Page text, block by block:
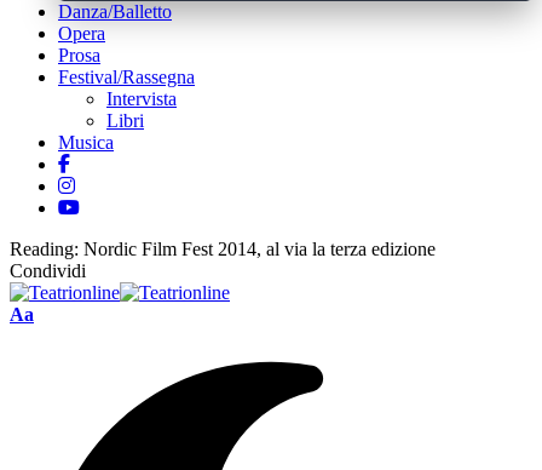
Danza/Balletto
Opera
Prosa
Festival/Rassegna
Intervista
Libri
Musica
Reading: Nordic Film Fest 2014, al via la terza edizione
Condividi
Font
Aa